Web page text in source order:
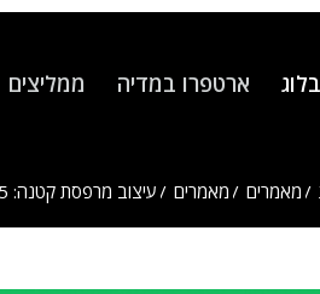
בלוג ארטפרו במדיה ממליצים
/ מאמרים / מאמרים / עיצוב מרפסת קטנה: 5 רעיונות חכמים לריהוט, צמחייה ותאורה...